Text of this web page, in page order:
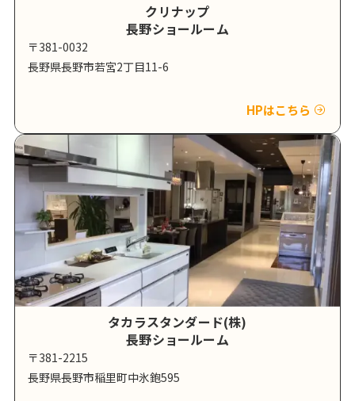
クリナップ
長野ショールーム
〒381-0032
長野県長野市若宮2丁目11-6
HPはこちら
タカラスタンダード(株)
長野ショールーム
〒381-2215
長野県長野市稲里町中氷鉋595